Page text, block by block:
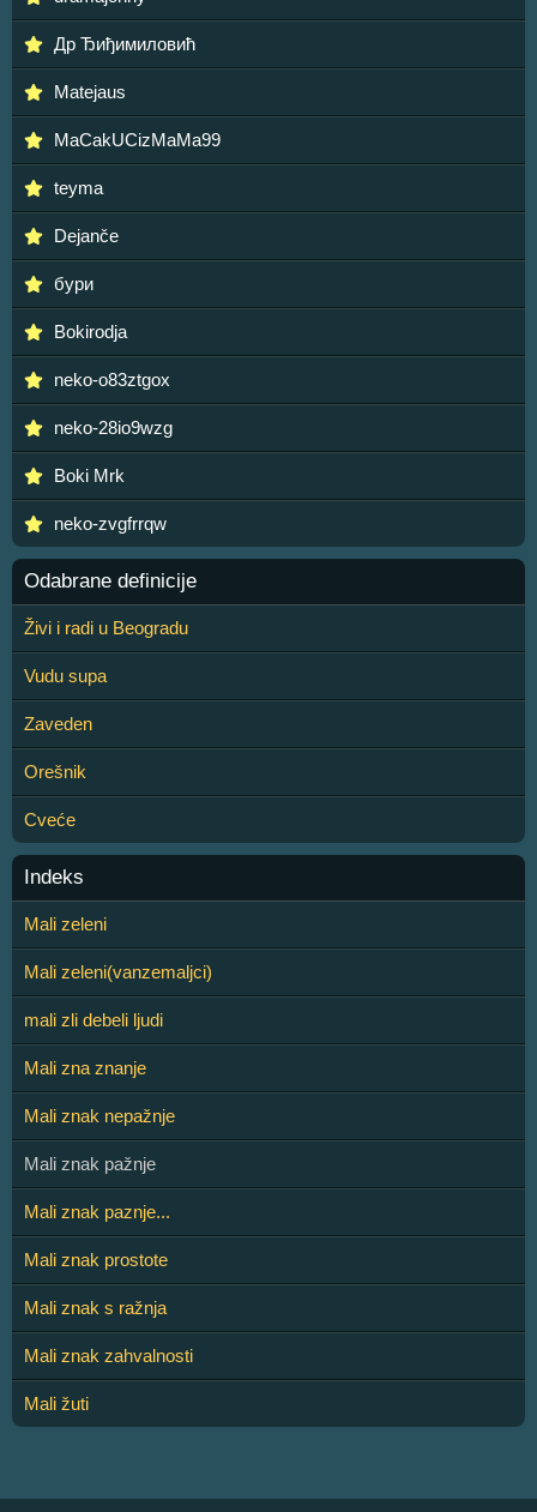
Др Ђиђимиловић
Matejaus
MaCakUCizMaMa99
teyma
Dejanče
бури
Bokirodja
neko-o83ztgox
neko-28io9wzg
Boki Mrk
neko-zvgfrrqw
Odabrane definicije
Živi i radi u Beogradu
Vudu supa
Zaveden
Orešnik
Cveće
Indeks
Mali zeleni
Mali zeleni(vanzemaljci)
mali zli debeli ljudi
Mali zna znanje
Mali znak nepažnje
Mali znak pažnje
Mali znak paznje...
Mali znak prostote
Mali znak s ražnja
Mali znak zahvalnosti
Mali žuti